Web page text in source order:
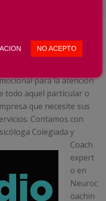
Psicológico, de
para la atención
todo aquel particular o
que necesite sus
Contamos con
Colegiada y
Coach
expert
o en
Neuroc
oachin
NO ACEPTO